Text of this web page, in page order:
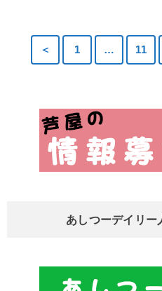
＜ 1 … 11
あしつーデイリー